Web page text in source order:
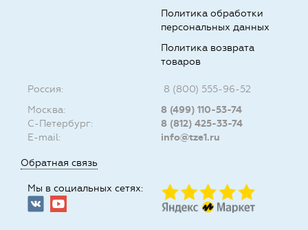
Политика обработки
персональных данных
Политика возврата
товаров
Россия:
8 (800) 555-96-52
Москва:
8 (499) 110-53-74
С-Петербург:
8 (812) 425-33-74
E-mail:
info@tze1.ru
Обратная связь
Мы в социальных сетях: